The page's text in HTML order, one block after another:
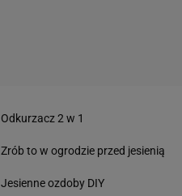
Odkurzacz 2 w 1
Zrób to w ogrodzie przed jesienią
Jesienne ozdoby DIY